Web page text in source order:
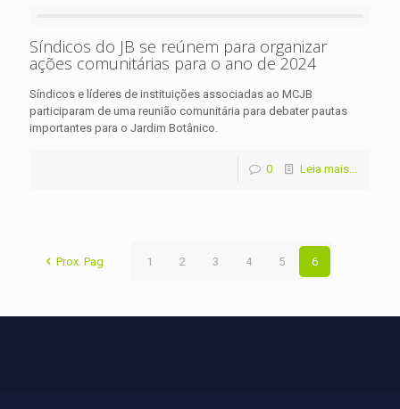
Síndicos do JB se reúnem para organizar
ações comunitárias para o ano de 2024
Síndicos e líderes de instituições associadas ao MCJB
participaram de uma reunião comunitária para debater pautas
importantes para o Jardim Botânico.
0 Leia mais...
Prox. Pag 1 2 3 4 5 6